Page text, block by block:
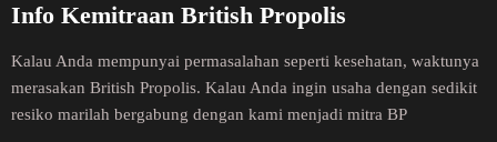
Info Kemitraan British Propolis
Kalau Anda mempunyai permasalahan seperti kesehatan, waktunya
merasakan British Propolis. Kalau Anda ingin usaha dengan sedikit
resiko marilah bergabung dengan kami menjadi mitra BP